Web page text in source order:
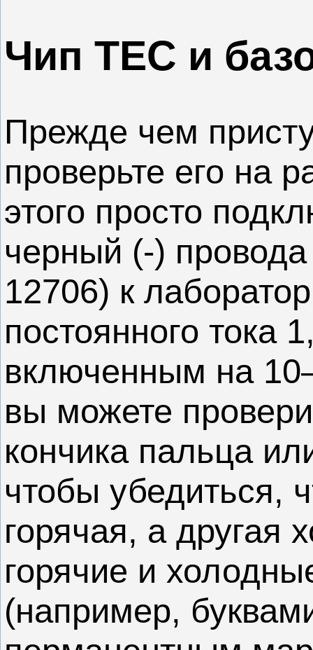
Чип TEC и
Прежде чем
проверьте его на
этого просто
черный (-)
12706) к
постоянного тока
включенным на
вы можете
кончика пальца
чтобы убедиться,
горячая, а другая
горячие и
(например,